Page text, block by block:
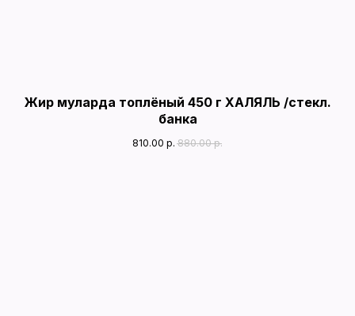
Жир муларда топлёный 450 г ХАЛЯЛЬ /стекл.
банка
810.00 р. 880.00 р.